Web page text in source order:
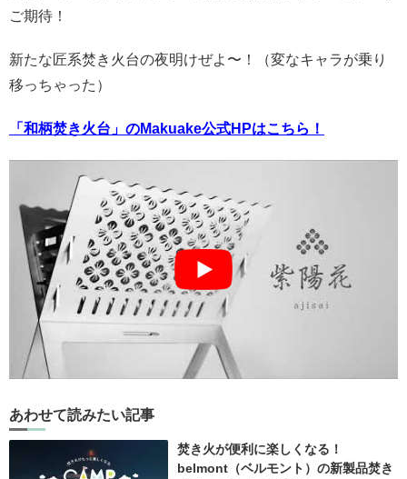
ご期待！
新たな匠系焚き火台の夜明けぜよ〜！（変なキャラが乗り
移っちゃった）
「和柄焚き火台」のMakuake公式HPはこちら！
あわせて読みたい記事
焚き火が便利に楽しくなる！
belmont（ベルモント）の新製品焚き